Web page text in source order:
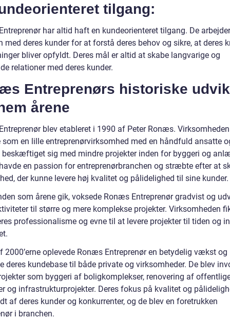
tilgang:
har altid haft en kundeorienteret tilgang. De
med deres kunder for at forstå deres behov og sikre, at deres
bliver opfyldt. Deres mål er altid at skabe langvarige og
relationer med deres kunder.
Entreprenørs historiske
årene
blev etableret i 1990 af Peter Ronæs. Virksomheden
som en lille entreprenørvirksomhed med en håndfuld ansatte
sig med mindre projekter inden for byggeri og
en passion for entreprenørbranchen og stræbte efter at
der kunne levere høj kvalitet og pålidelighed til sine kunder.
som årene gik, voksede Ronæs Entreprenør gradvist og
til større og mere komplekse projekter. Virksomheden
professionalisme og evne til at levere projekter til tiden og
2000’erne oplevede Ronæs Entreprenør en betydelig vækst og
deres kundebase til både private og virksomheder. De blev
som byggeri af boligkomplekser, renovering af
og infrastrukturprojekter. Deres fokus på kvalitet og
af deres kunder og konkurrenter, og de blev en foretrukken
i branchen.